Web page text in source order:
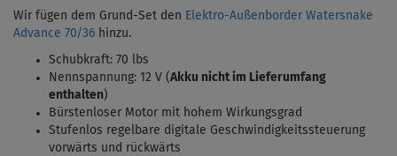
Wir fügen dem Grund-Set den Elektro-Außenborder Watersnake
Advance 70/36 hinzu.
Schubkraft: 70 lbs
Nennspannung: 12 V (Akku nicht im Lieferumfang
enthalten)
Bürstenloser Motor mit hohem Wirkungsgrad
Stufenlos regelbare digitale Geschwindigkeitssteuerung
vorwärts und rückwärts